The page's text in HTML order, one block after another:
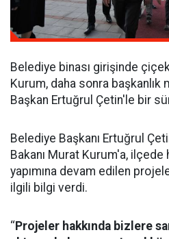
Belediye binası girişinde
Kurum, daha sonra başkanlık
Başkan Ertuğrul Çetin'le bir
Belediye Başkanı Ertuğrul
Bakanı Murat Kurum'a,
yapımına devam edilen
ilgili bilgi verdi.
‘‘Projeler hakkında bizlere